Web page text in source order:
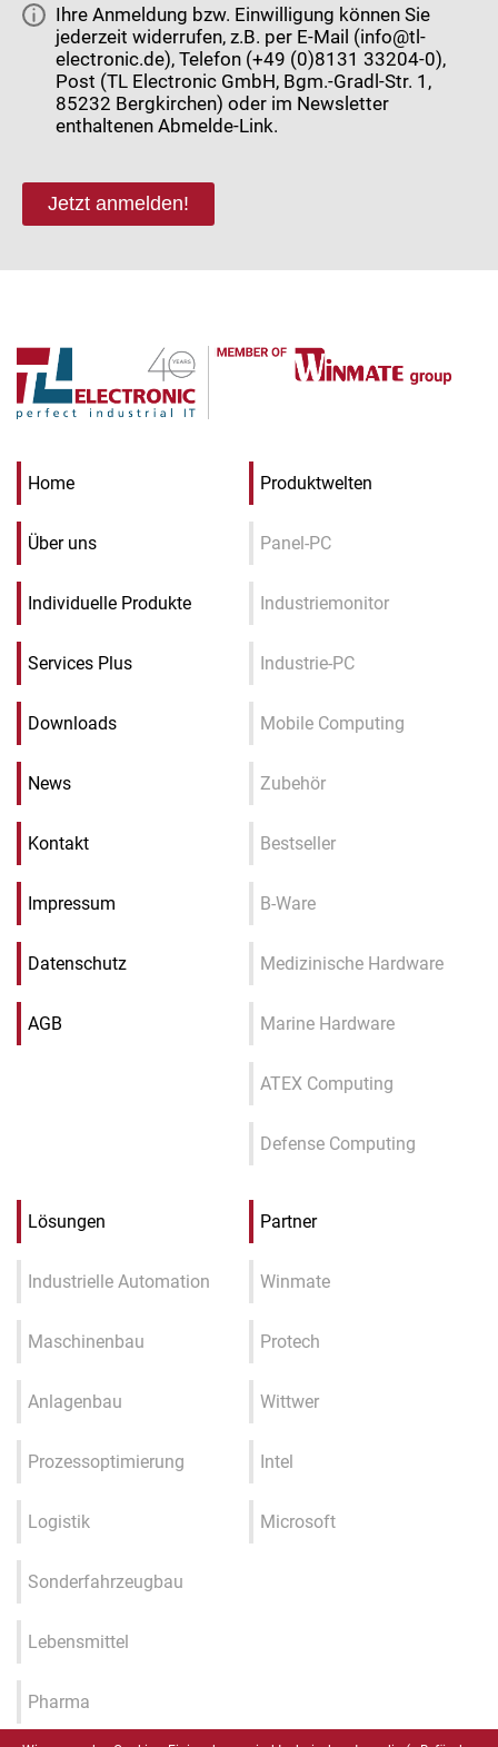
Ihre Anmeldung bzw. Einwilligung können Sie
jederzeit widerrufen, z.B. per E-Mail (info@tl-
electronic.de), Telefon (+49 (0)8131 33204-0),
Post (TL Electronic GmbH, Bgm.-Gradl-Str. 1,
85232 Bergkirchen) oder im Newsletter
enthaltenen Abmelde-Link.
Jetzt anmelden!
Home
Über uns
Individuelle Produkte
Services Plus
Downloads
News
Kontakt
Impressum
Datenschutz
AGB
Produktwelten
Panel-PC
Industriemonitor
Industrie-PC
Mobile Computing
Zubehör
Bestseller
B-Ware
Medizinische Hardware
Marine Hardware
ATEX Computing
Defense Computing
Lösungen
Industrielle Automation
Maschinenbau
Anlagenbau
Prozessoptimierung
Logistik
Sonderfahrzeugbau
Lebensmittel
Pharma
Partner
Winmate
Protech
Wittwer
Intel
Microsoft